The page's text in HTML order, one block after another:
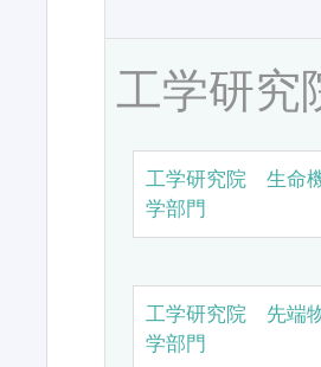
工学研究
工学研究院 生命
学部門
工学研究院 先端
学部門